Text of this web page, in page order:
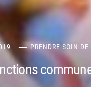
PRENDRE SOIN DE